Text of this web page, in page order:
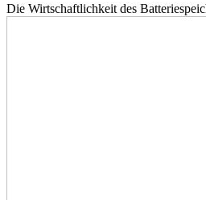
Die Wirtschaftlichkeit des